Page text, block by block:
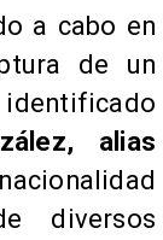
a cabo en
de un
identificado
alias
diversos